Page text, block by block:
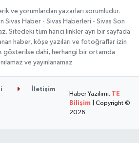
ve yorumlardan yazarları sorumludur.
Sivas Haber - Sivas Haberleri - Sivas Son
Sitedeki tüm harici linkler ayrı bir sayfada
haber, köşe yazıları ve fotoğraflar izin
gösterilse dahi, herhangi bir ortamda
ve yayınlanamaz
İletişim
Haber Yazılımı: TE
Bilişim | Copyright ©
2026